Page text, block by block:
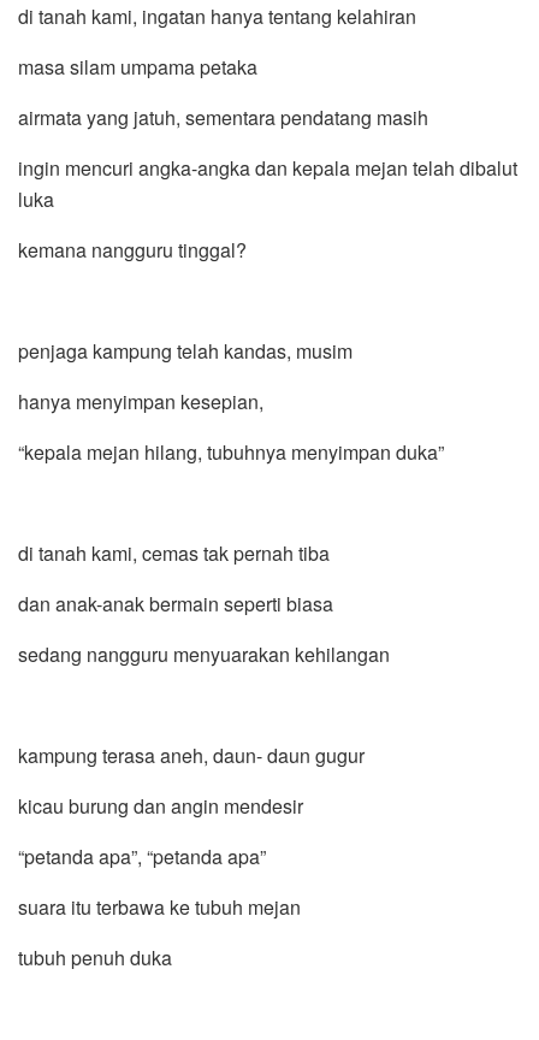
di tanah kami, ingatan hanya tentang kelahiran
masa silam umpama petaka
airmata yang jatuh, sementara pendatang masih
ingin mencuri angka-angka dan kepala mejan telah dibalut
luka
kemana nangguru tinggal?
penjaga kampung telah kandas, musim
hanya menyimpan kesepian,
“kepala mejan hilang, tubuhnya menyimpan duka”
di tanah kami, cemas tak pernah tiba
dan anak-anak bermain seperti biasa
sedang nangguru menyuarakan kehilangan
kampung terasa aneh, daun- daun gugur
kicau burung dan angin mendesir
“petanda apa”, “petanda apa”
suara itu terbawa ke tubuh mejan
tubuh penuh duka